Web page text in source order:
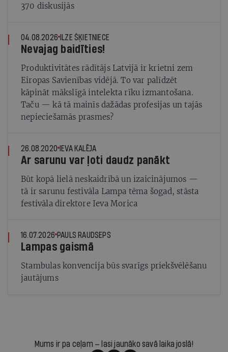
370 diskusijās
04.08.2026 ILZE ŠĶIETNIECE
Nevajag baidīties!
Produktivitātes rādītājs Latvijā ir krietni zem
Eiropas Savienības vidējā. To var palīdzēt
kāpināt mākslīgā intelekta rīku izmantošana.
Taču — kā tā mainīs dažādas profesijas un tajās
nepieciešamās prasmes?
26.08.2020 IEVA KALĒJA
Ar sarunu var ļoti daudz panākt
Būt kopā lielā neskaidrībā un izaicinājumos —
tā ir sarunu festivāla Lampa tēma šogad, stāsta
festivāla direktore Ieva Morica
16.07.2026 PAULS RAUDSEPS
Lampas gaismā
Stambulas konvencija būs svarīgs priekšvēlēšanu
jautājums
Mums ir pa ceļam — lasi jaunāko savā laika joslā!